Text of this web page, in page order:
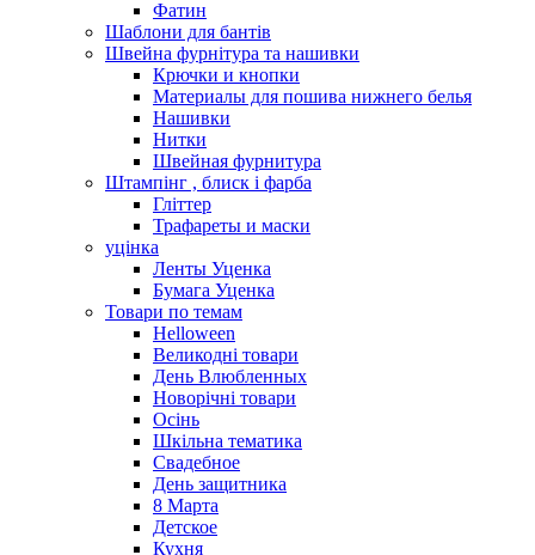
Фатин
Шаблони для бантів
Швейна фурнітура та нашивки
Крючки и кнопки
Материалы для пошива нижнего белья
Нашивки
Нитки
Швейная фурнитура
Штампінг , блиск і фарба
Гліттер
Трафареты и маски
уцінка
Ленты Уценка
Бумага Уценка
Товари по темам
Helloween
Великодні товари
День Влюбленных
Новорічні товари
Осінь
Шкільна тематика
Свадебное
День защитника
8 Марта
Детское
Кухня